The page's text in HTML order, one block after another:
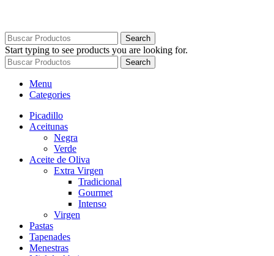
Search
Start typing to see products you are looking for.
Search
Menu
Categories
Picadillo
Aceitunas
Negra
Verde
Aceite de Oliva
Extra Virgen
Tradicional
Gourmet
Intenso
Virgen
Pastas
Tapenades
Menestras